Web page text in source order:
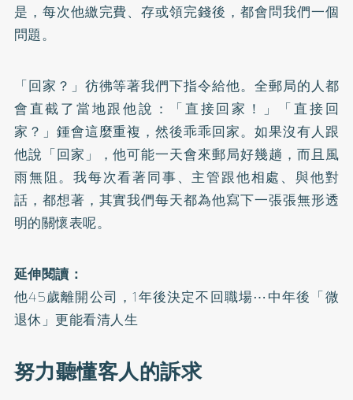
是，每次他繳完費、存或領完錢後，都會問我們一個
問題。
「回家？」彷彿等著我們下指令給他。全郵局的人都
會直截了當地跟他說：「直接回家！」「直接回
家？」鍾會這麼重複，然後乖乖回家。如果沒有人跟
他說「回家」，他可能一天會來郵局好幾趟，而且風
雨無阻。我每次看著同事、主管跟他相處、與他對
話，都想著，其實我們每天都為他寫下一張張無形透
明的關懷表呢。
延伸閱讀：
他45歲離開公司，1年後決定不回職場⋯中年後「微
退休」更能看清人生
努力聽懂客人的訴求